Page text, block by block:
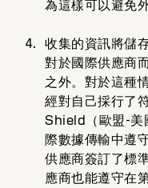
為這樣可以避免
收集的資訊將儲
對於國際供應商
之外。對於這種
經對自己採行了
Shield（歐盟-美
際數據傳輸中遵
供應商簽訂了標
應商也能遵守在